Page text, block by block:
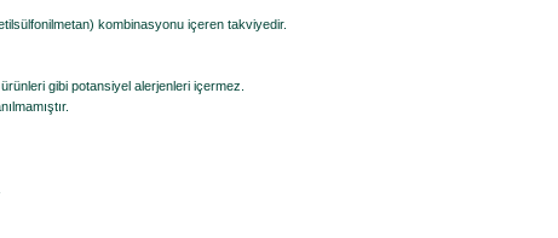
kombinasyonu içeren takviyedir.
gibi potansiyel alerjenleri içermez.